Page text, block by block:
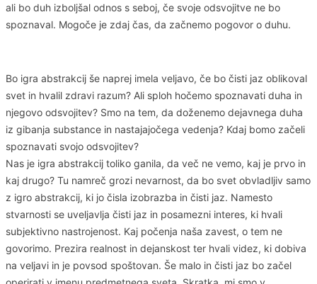
ali bo duh izboljšal odnos s seboj, če svoje odsvojitve ne bo
spoznaval. Mogoče je zdaj čas, da začnemo pogovor o duhu.
Bo igra abstrakcij še naprej imela veljavo, če bo čisti jaz oblikoval
svet in hvalil zdravi razum? Ali sploh hočemo spoznavati duha in
njegovo odsvojitev? Smo na tem, da doženemo dejavnega duha
iz gibanja substance in nastajajočega vedenja? Kdaj bomo začeli
spoznavati svojo odsvojitev?
Nas je igra abstrakcij toliko ganila, da več ne vemo, kaj je prvo in
kaj drugo? Tu namreč grozi nevarnost, da bo svet obvladljiv samo
z igro abstrakcij, ki jo čisla izobrazba in čisti jaz. Namesto
stvarnosti se uveljavlja čisti jaz in posamezni interes, ki hvali
subjektivno nastrojenost. Kaj počenja naša zavest, o tem ne
govorimo. Prezira realnost in dejanskost ter hvali videz, ki dobiva
na veljavi in je povsod spoštovan. Še malo in čisti jaz bo začel